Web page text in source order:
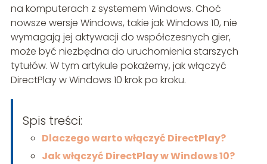
na komputerach z systemem Windows. Choć
nowsze wersje Windows, takie jak Windows 10, nie
wymagają jej aktywacji do współczesnych gier,
może być niezbędna do uruchomienia starszych
tytułów. W tym artykule pokażemy, jak włączyć
DirectPlay w Windows 10 krok po kroku.
Spis treści:
Dlaczego warto włączyć DirectPlay?
Jak włączyć DirectPlay w Windows 10?